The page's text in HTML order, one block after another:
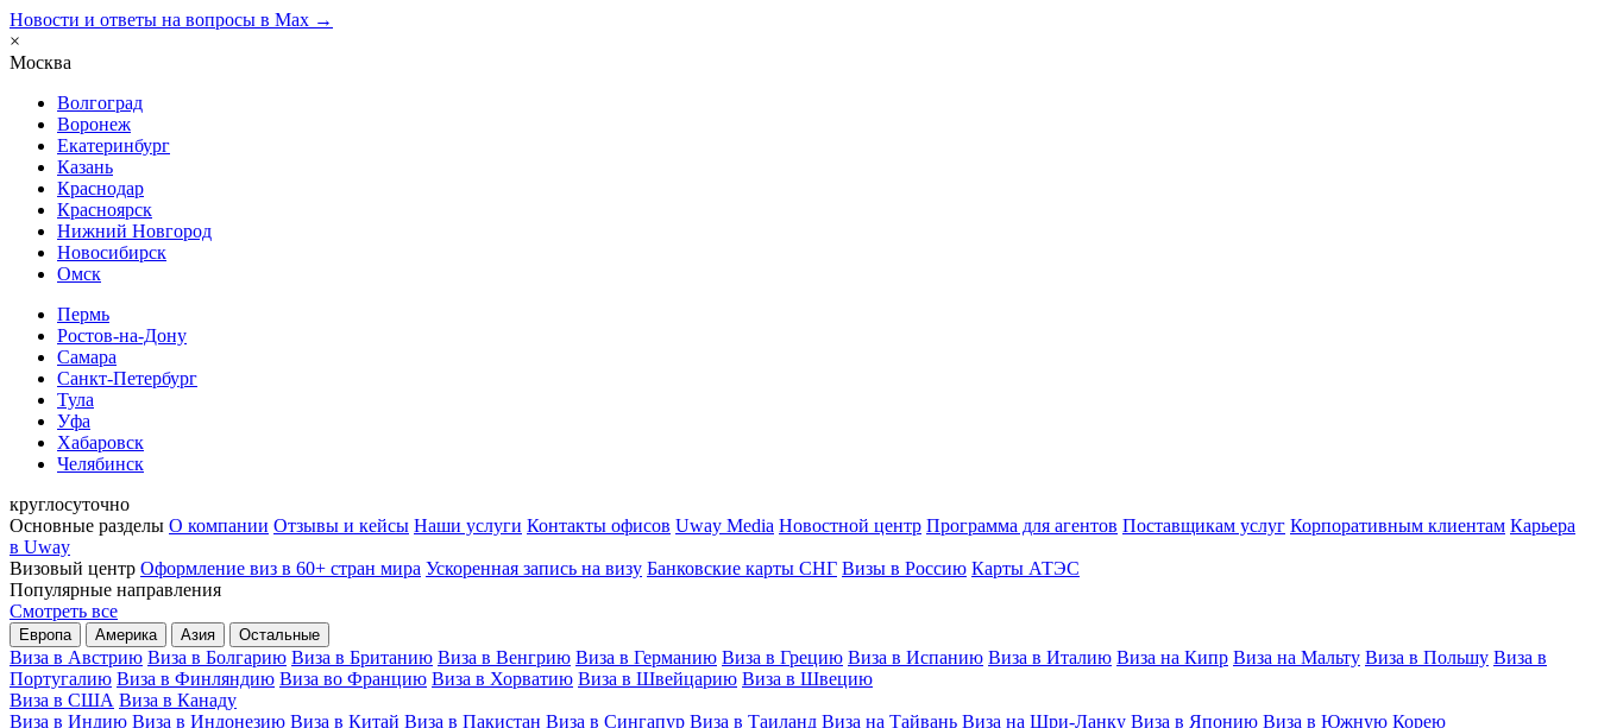
Новости и ответы на вопросы в Max →
×
Москва
Волгоград
Воронеж
Екатеринбург
Казань
Краснодар
Красноярск
Нижний Новгород
Новосибирск
Омск
Пермь
Ростов-на-Дону
Самара
Санкт-Петербург
Тула
Уфа
Хабаровск
Челябинск
круглосуточно
Основные разделы О компании Отзывы и кейсы Наши услуги Контакты офисов Uway Media Новостной центр Программа для агентов Поставщикам услуг Корпоративным клиентам Карьера
в Uway
Визовый центр Оформление виз в 60+ стран мира Ускоренная запись на визу Банковские карты СНГ Визы в Россию Карты АТЭС
Популярные направления
Смотреть все
Европа Америка Азия Остальные
Виза в Австрию Виза в Болгарию Виза в Британию Виза в Венгрию Виза в Германию Виза в Грецию Виза в Испанию Виза в Италию Виза на Кипр Виза на Мальту Виза в Польшу Виза в
Португалию Виза в Финляндию Виза во Францию Виза в Хорватию Виза в Швейцарию Виза в Швецию
Виза в США Виза в Канаду
Виза в Индию Виза в Индонезию Виза в Китай Виза в Пакистан Виза в Сингапур Виза в Таиланд Виза на Тайвань Виза на Шри-Ланку Виза в Японию Виза в Южную Корею